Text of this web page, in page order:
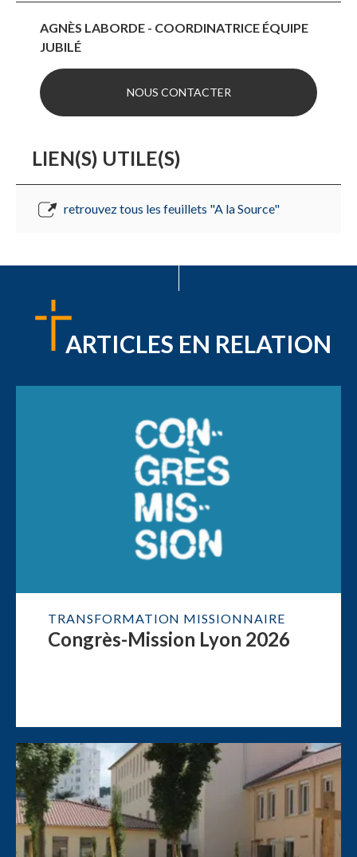
AGNÈS LABORDE - COORDINATRICE ÉQUIPE
JUBILÉ
NOUS CONTACTER
LIEN(S) UTILE(S)
retrouvez tous les feuillets "A la Source"
ARTICLES EN RELATION
TRANSFORMATION MISSIONNAIRE
Congrès-Mission Lyon 2026